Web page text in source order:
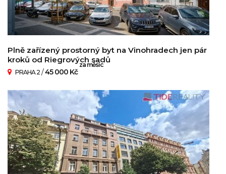
Plně zařízený prostorný byt na Vinohradech jen pár
kroků od Riegrových sadů
PRAHA 2 /45 000 Kč
za měsíc